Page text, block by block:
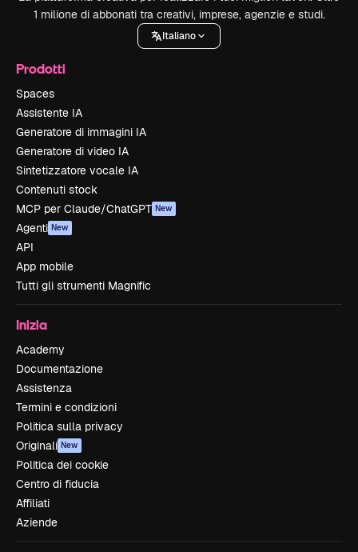
1 milione di abbonati tra creativi, imprese, agenzie e studi.
Italiano
Prodotti
Spaces
Assistente IA
Generatore di immagini IA
Generatore di video IA
Sintetizzatore vocale IA
Contenuti stock
MCP per Claude/ChatGPT New
Agenti New
API
App mobile
Tutti gli strumenti Magnific
Inizia
Academy
Documentazione
Assistenza
Termini e condizioni
Politica sulla privacy
Originali New
Politica dei cookie
Centro di fiducia
Affiliati
Aziende